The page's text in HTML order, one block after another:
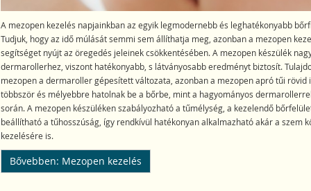
A mezopen kezelés napjainkban az egyik legmodernebb és leghatékonyabb
Tudjuk, hogy az idő múlását semmi sem állíthatja meg, azonban a mezopen
segítséget nyújt az öregedés jeleinek csökkentésében. A mezopen készülék
dermarollerhez, viszont hatékonyabb, s látványosabb eredményt biztosít.
mezopen a dermaroller gépesített változata, azonban a mezopen apró tűi rövid
többször és mélyebbre hatolnak be a bőrbe, mint a hagyományos
során. A mezopen készüléken szabályozható a tűmélység, a kezelendő
beállítható a tűhosszúság, így rendkívül hatékonyan alkalmazható akár a szem
kezelésére is.
Bővebben: Mezopen kezelés